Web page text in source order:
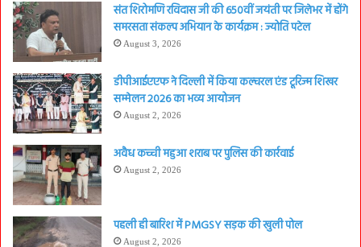
संत शिरोमणि रविदास जी की 650वीं जयंती पर जिलेभर में होंगे
समरसता संकल्प अभियान के कार्यक्रम : ज्योति पटेल
August 3, 2026
डीपीआईएएफ ने दिल्ली में किया कल्चरल एंड टूरिज्म शिखर
सम्मेलन 2026 का भव्य आयोजन
August 2, 2026
अवैध कच्ची महुआ शराब पर पुलिस की कार्रवाई
August 2, 2026
पहली ही बारिश में PMGSY सड़क की खुली पोल
August 2, 2026